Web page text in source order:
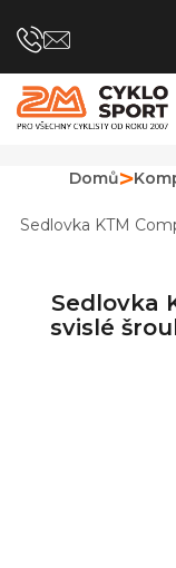
na
Domů
Sedlovka KTM
Sedlovka
svislé